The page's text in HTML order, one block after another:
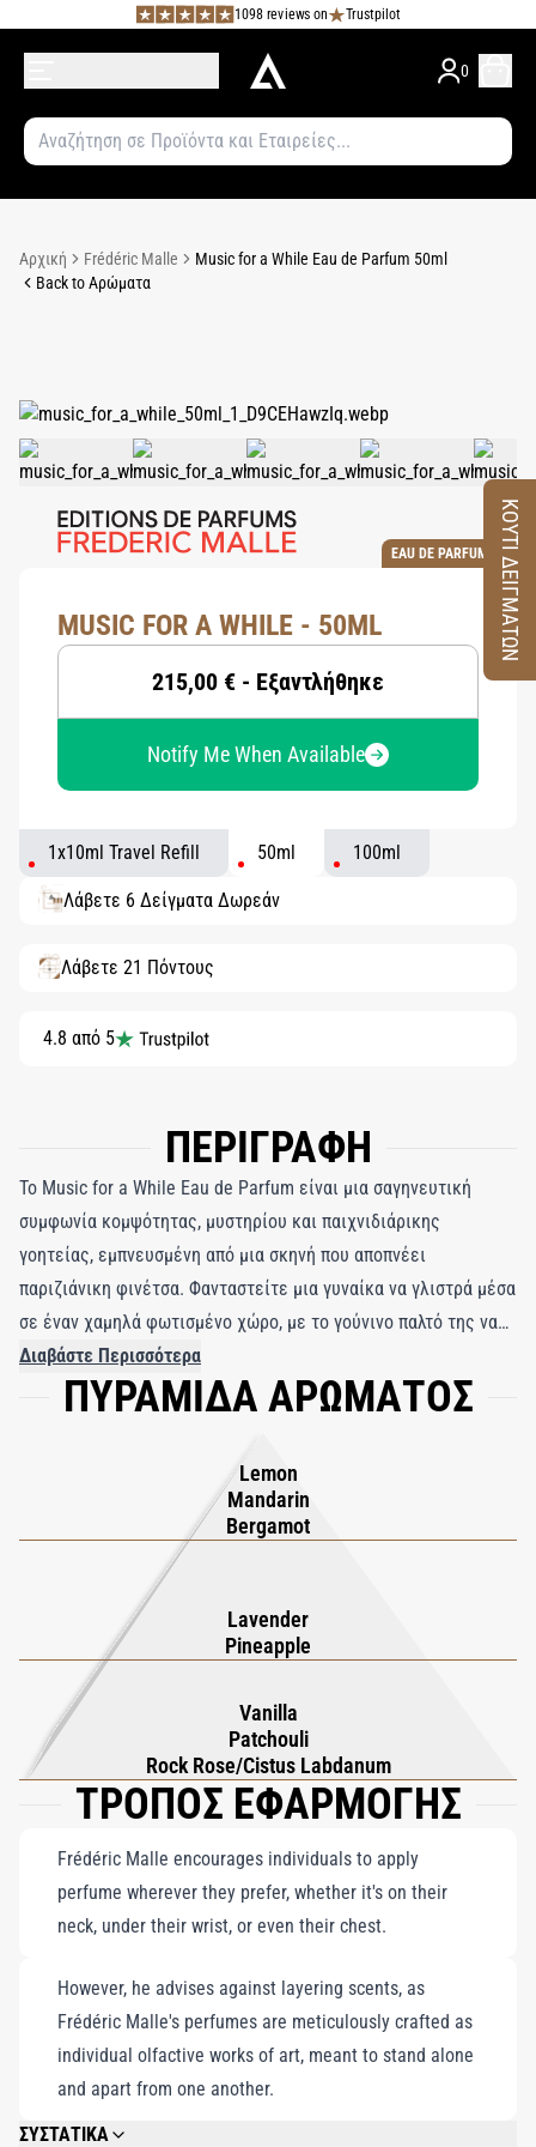
1098 reviews on Trustpilot
0
Αρχική Frédéric Malle
Music for a While Eau de Parfum 50ml
Back to Αρώματα
EAU DE PARFUM
MUSIC FOR A WHILE - 50ML
215,00 € - Εξαντλήθηκε
Notify Me When Available
1x10ml Travel Refill 50ml 100ml
Λάβετε 6 Δείγματα Δωρεάν
Λάβετε 21 Πόντους
4.8 από 5
ΠΕΡΙΓΡΑΦΗ
Το Music for a While Eau de Parfum είναι μια σαγηνευτική
συμφωνία κομψότητας, μυστηρίου και παιχνιδιάρικης
γοητείας, εμπνευσμένη από μια σκηνή που αποπνέει
παριζιάνικη φινέτσα. Φανταστείτε μια γυναίκα να γλιστρά μέσα
σε έναν χαμηλά φωτισμένο χώρο, με το γούνινο παλτό της να
πέφτει απαλά αποκαλύπτοντας την κομψή καμπύλη των ώμων
της, φωτισμένη από τη ζεστή λάμψη των κεριών. Η παρουσία
τη στιγμή, ξεκινώντας με μια εκλεπτυσμένη καρδιά λεβάντας
που αποπνέει διαχρονική κομψότητα και αυτοπεποίθηση.
Καθώς εξελίσσεται, η ζεστασιά του πατσουλί, του άμπερ και
της βανίλιας δημιουργεί ένα αισθησιακό αποτύπωμα που
διαρκεί. Ωστόσο, αυτό που το κάνει να ξεχωρίζει είναι οι
απροσδόκητες νότες ανανά και μανταρινιού, που προσθέτουν
μια ζωντανή, παιχνιδιάρικη πινελιά σε αυτή την πολυτελή
σύνθεση. Όπως ένα άψογα ενορχηστρωμένο μουσικό έργο, το
Music for a While ισορροπεί την εκλέπτυνση με μια νότα
έκπληξης, δημιουργώντας ένα άρωμα τόσο αξέχαστο όσο και η
γυναίκα που το φορά.
Διαβάστε Περισσότερα
ΠΥΡΑΜΙΔΑ ΑΡΩΜΑΤΟΣ
Lemon
Mandarin
Bergamot
Lavender
Pineapple
Vanilla
Patchouli
Rock Rose/Cistus Labdanum
ΤΡΟΠΟΣ ΕΦΑΡΜΟΓΗΣ
Frédéric Malle encourages individuals to apply
perfume wherever they prefer, whether it's on their
neck, under their wrist, or even their chest.
However, he advises against layering scents, as
Frédéric Malle's perfumes are meticulously crafted as
individual olfactive works of art, meant to stand alone
and apart from one another.
ΣΥΣΤΑΤΙΚΑ
ΚΟΥΤΙ ΔΕΙΓΜΑΤΩΝ